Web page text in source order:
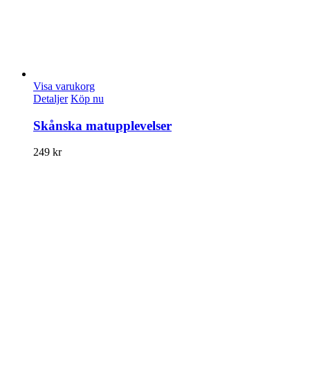
Visa varukorg
Detaljer Köp nu
Skånska matupplevelser
249 kr